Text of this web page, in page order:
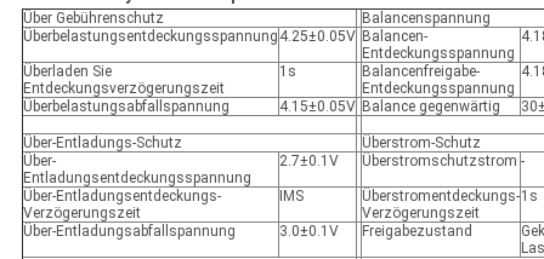
Über Gebührenschutz
Balancenspannung
Überbelastungsentdeckungsspannung 4.25±0.05V Balancen-
Entdeckungsspannung
Überladen Sie
Entdeckungsverzögerungszeit
1s
Balancenfreigabe-
Entdeckungsspannung
Überbelastungsabfallspannung 4.15±0.05V Balance gegenwärtig
Über-Entladungs-Schutz
Überstrom-Schutz
Über-
Entladungsentdeckungsspannung
2.7±0.1V Überstromschutzstrom -
Über-Entladungsentdeckungs-
Verzögerungszeit
IMS
Überstromentdeckungs-
Verzögerungszeit
1s
Über-Entladungsabfallspannung 3.0±0.1V Freigabezustand